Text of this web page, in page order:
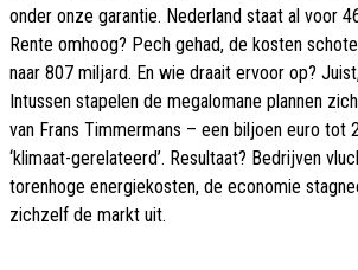
onder onze garantie. Nederland staat al voor
Rente omhoog? Pech gehad, de kosten
naar 807 miljard. En wie draait ervoor op?
Intussen stapelen de megalomane plannen
van Frans Timmermans – een biljoen euro tot
‘klimaat-gerelateerd’. Resultaat? Bedrijven
torenhoge energiekosten, de economie
zichzelf de markt uit.